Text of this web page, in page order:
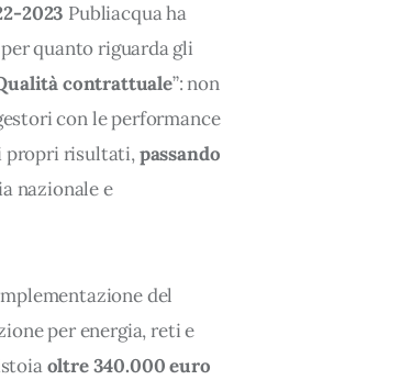
2023 Publiacqua ha
quanto riguarda gli
contrattuale”: non
con le performance
propri risultati, passando
nazionale e
del
per energia, reti e
oltre 340.000 euro